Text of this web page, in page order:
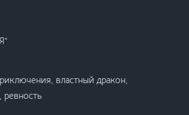
властный дракон,
ревность